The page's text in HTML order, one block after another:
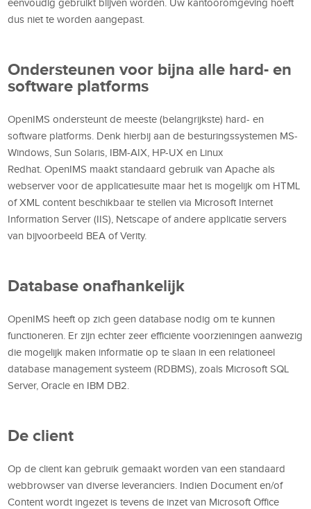
eenvoudig gebruikt blijven worden. Uw kantooromgeving hoeft
dus niet te worden aangepast.
Ondersteunen voor bijna alle hard- en
software platforms
OpenIMS ondersteunt de meeste (belangrijkste) hard- en
software platforms. Denk hierbij aan de besturingssystemen MS-
Windows, Sun Solaris, IBM-AIX, HP-UX en Linux
Redhat. OpenIMS maakt standaard gebruik van Apache als
webserver voor de applicatiesuite maar het is mogelijk om HTML
of XML content beschikbaar te stellen via Microsoft Internet
Information Server (IIS), Netscape of andere applicatie servers
van bijvoorbeeld BEA of Verity.
Database onafhankelijk
OpenIMS heeft op zich geen database nodig om te kunnen
functioneren. Er zijn echter zeer efficiënte voorzieningen aanwezig
die mogelijk maken informatie op te slaan in een relationeel
database management systeem (RDBMS), zoals Microsoft SQL
Server, Oracle en IBM DB2.
De client
Op de client kan gebruik gemaakt worden van een standaard
webbrowser van diverse leveranciers. Indien Document en/of
Content wordt ingezet is tevens de inzet van Microsoft Office